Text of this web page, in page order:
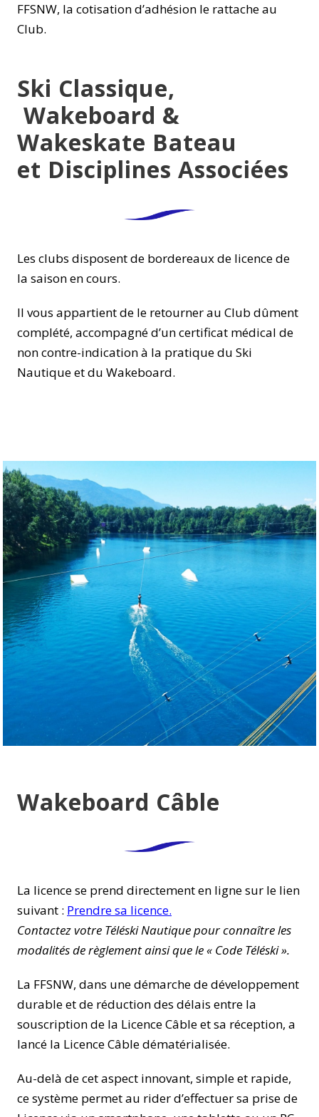
FFSNW, la cotisation d’adhésion le rattache au
Club.
Ski Classique,
Wakeboard &
Wakeskate Bateau
et Disciplines Associées
Les clubs disposent de bordereaux de licence de
la saison en cours.
Il vous appartient de le retourner au Club dûment
complété, accompagné d’un certificat médical de
non contre-indication à la pratique du Ski
Nautique et du Wakeboard.
Wakeboard Câble
La licence se prend directement en ligne sur le lien
suivant : Prendre sa licence.
Contactez votre Téléski Nautique pour connaître les
modalités de règlement ainsi que le « Code Téléski ».
La FFSNW, dans une démarche de développement
durable et de réduction des délais entre la
souscription de la Licence Câble et sa réception, a
lancé la Licence Câble dématérialisée.
Au-delà de cet aspect innovant, simple et rapide,
ce système permet au rider d’effectuer sa prise de